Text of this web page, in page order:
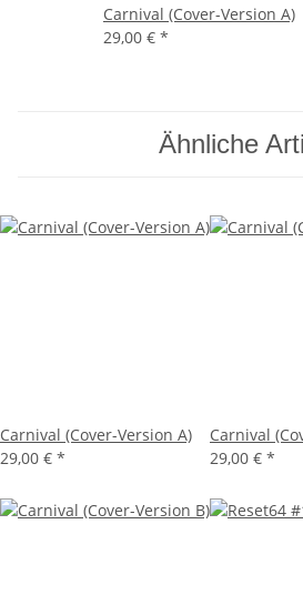
Carnival (Cover-Version A)
29,00 € *
Ähnliche
Carnival (Cover-Version A)
29,00 € *
Carnival
29,00 € *